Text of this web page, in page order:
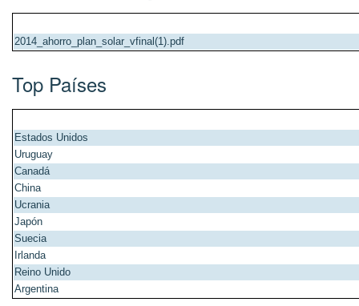
2014_ahorro_plan_solar_vfinal(1).pdf
Top Países
Estados Unidos
Uruguay
Canadá
China
Ucrania
Japón
Suecia
Irlanda
Reino Unido
Argentina